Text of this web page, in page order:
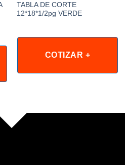
TABLA DE CORTE
12*18*1/2pg VERDE
COTIZAR +